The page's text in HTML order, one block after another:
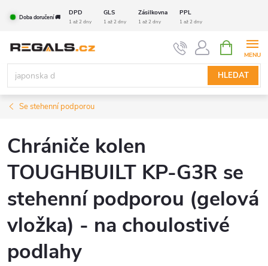
Doba doručení 🚚
DPD GLS Zásilkovna PPL
1 až 2 dny 1 až 2 dny 1 až 2 dny 1 až 2 dny
HLEDAT
NÁKUPNÍ
KOŠÍK
Se stehenní podporou
Chrániče kolen
TOUGHBUILT KP-G3R se
stehenní podporou (gelová
vložka) - na choulostivé
podlahy